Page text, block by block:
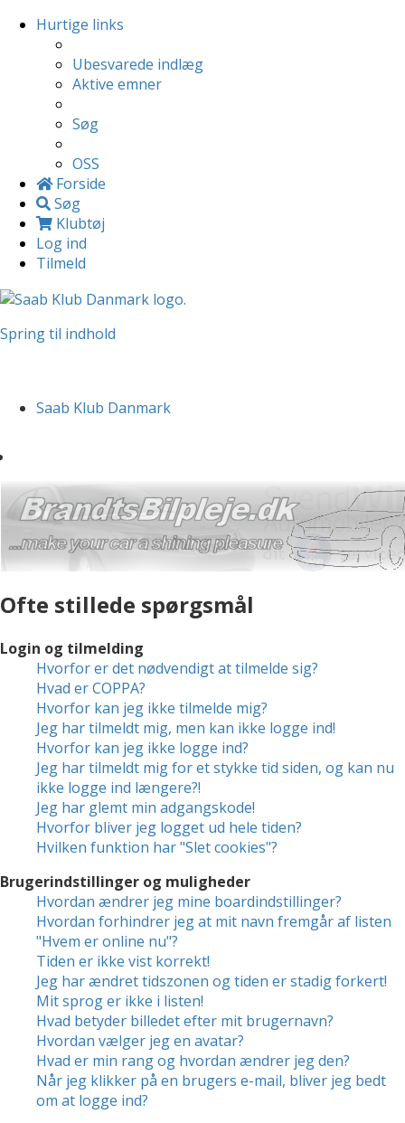
Hurtige links
Ubesvarede indlæg
Aktive emner
Søg
OSS
Forside
Søg
Klubtøj
Log ind
Tilmeld
Spring til indhold
Saab Klub Danmark
Ofte stillede spørgsmål
Login og tilmelding
Hvorfor er det nødvendigt at tilmelde sig?
Hvad er COPPA?
Hvorfor kan jeg ikke tilmelde mig?
Jeg har tilmeldt mig, men kan ikke logge ind!
Hvorfor kan jeg ikke logge ind?
Jeg har tilmeldt mig for et stykke tid siden, og kan nu
ikke logge ind længere?!
Jeg har glemt min adgangskode!
Hvorfor bliver jeg logget ud hele tiden?
Hvilken funktion har "Slet cookies"?
Brugerindstillinger og muligheder
Hvordan ændrer jeg mine boardindstillinger?
Hvordan forhindrer jeg at mit navn fremgår af listen
"Hvem er online nu"?
Tiden er ikke vist korrekt!
Jeg har ændret tidszonen og tiden er stadig forkert!
Mit sprog er ikke i listen!
Hvad betyder billedet efter mit brugernavn?
Hvordan vælger jeg en avatar?
Hvad er min rang og hvordan ændrer jeg den?
Når jeg klikker på en brugers e-mail, bliver jeg bedt
om at logge ind?